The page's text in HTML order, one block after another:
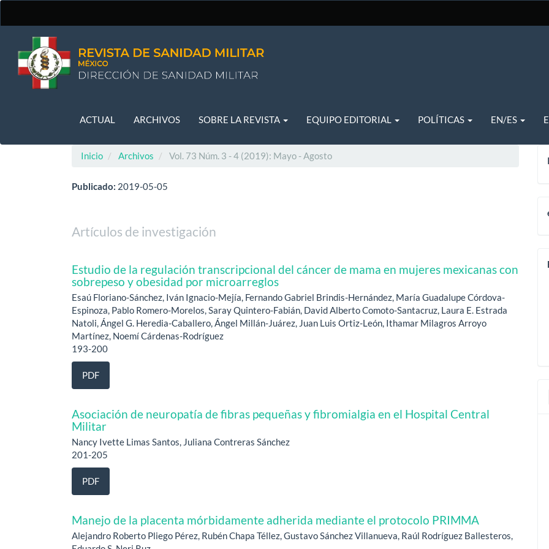
principal
Barra
lateral
ACTUAL ARCHIVOS SOBRE LA REVISTA EQUIPO EDITORIAL POLÍTICAS EN/ES
Inicio Archivos Vol. 73 Núm. 3 - 4 (2019): Mayo - Agosto
Publicado: 2019-05-05
Artículos de investigación
Estudio de la regulación transcripcional del cáncer de mama en mujeres mexicanas con
sobrepeso y obesidad por microarreglos
Esaú Floriano-Sánchez, Iván Ignacio-Mejía, Fernando Gabriel Brindis-Hernández, María Guadalupe Córdova-
Espinoza, Pablo Romero-Morelos, Saray Quintero-Fabián, David Alberto Comoto-Santacruz, Laura E. Estrada
Natoli, Ángel G. Heredia-Caballero, Ángel Millán-Juárez, Juan Luis Ortiz-León, Ithamar Milagros Arroyo
Martínez, Noemí Cárdenas-Rodríguez
193-200
PDF
Asociación de neuropatía de fibras pequeñas y fibromialgia en el Hospital Central
Militar
Nancy Ivette Limas Santos, Juliana Contreras Sánchez
201-205
PDF
Manejo de la placenta mórbidamente adherida mediante el protocolo PRIMMA
Alejandro Roberto Pliego Pérez, Rubén Chapa Téllez, Gustavo Sánchez Villanueva, Raúl Rodríguez Ballesteros,